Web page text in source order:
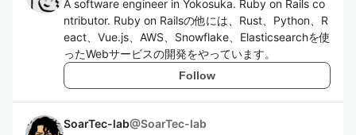
A software engineer in Yokosuka. Ruby on Rails co
ntributor. Ruby on Railsの他には、Rust、Python、R
eact、Vue.js、AWS、Snowflake、Elasticsearchを使
ったWebサービスの開発をやっています。
Follow
SoarTec-lab@SoarTec-lab